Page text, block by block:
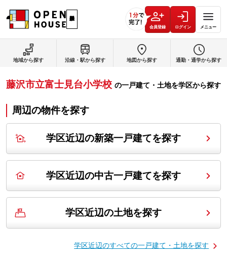
会員登録 ログイン メニュー
地域から探す 沿線・駅から探す 地図から探す 通勤・通学から探す
藤沢市立富士見台小学校 の一戸建て・土地を学区から探す
周辺の物件を探す
学区近辺の新築一戸建てを探す
学区近辺の中古一戸建てを探す
学区近辺の土地を探す
学区近辺のすべての一戸建て・土地を探す